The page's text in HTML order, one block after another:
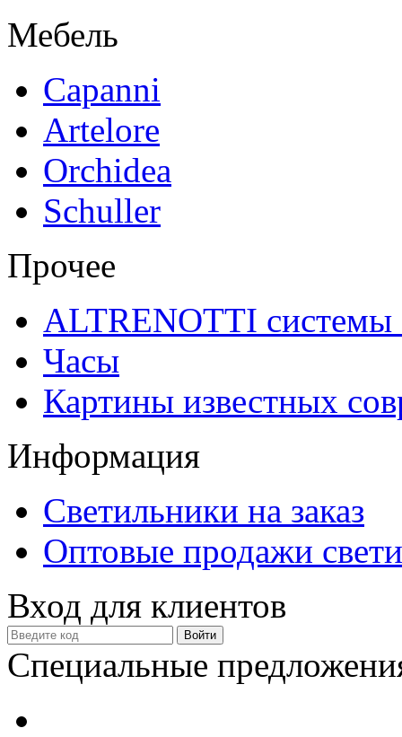
Мебель
Capanni
Artelore
Orchidea
Schuller
Прочее
ALTRENOTTI системы
Часы
Картины известных
Информация
Светильники на заказ
Оптовые продажи
Вход для клиентов
Специальные